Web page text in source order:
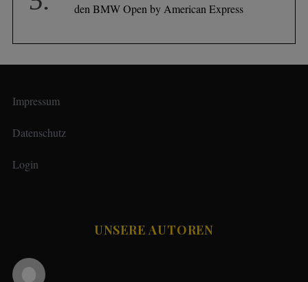
den BMW Open by American Express
Impressum
Datenschutz
Login
UNSERE AUTOREN